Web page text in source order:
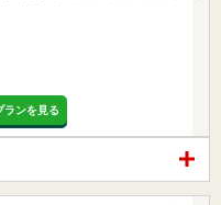
ランを見る